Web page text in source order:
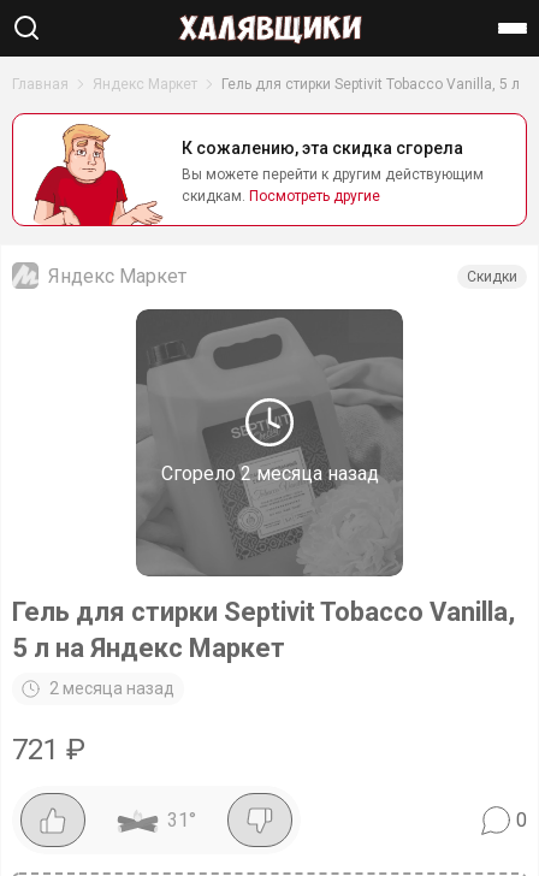
Найти
Главная Яндекс Маркет Гель для стирки Septivit Tobacco Vanilla, 5 л
К сожалению, эта скидка сгорела
Вы можете перейти к другим действующим
скидкам. Посмотреть другие
Сгорело2 месяца назад
Яндекс Маркет Скидки
Гель для стирки Septivit Tobacco Vanilla,
5 л на Яндекс Маркет
2 месяца назад
721 ₽
31 ° 0